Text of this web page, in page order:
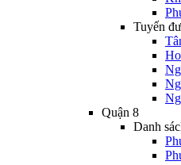
Tuyến
Quận 8
Danh